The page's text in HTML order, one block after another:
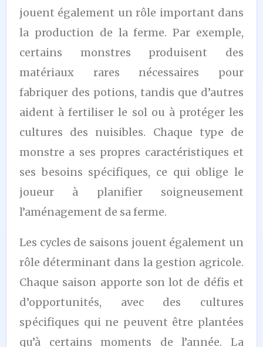
jouent également un rôle important dans
la production de la ferme. Par exemple,
certains monstres produisent des
matériaux rares nécessaires pour
fabriquer des potions, tandis que d’autres
aident à fertiliser le sol ou à protéger les
cultures des nuisibles. Chaque type de
monstre a ses propres caractéristiques et
ses besoins spécifiques, ce qui oblige le
joueur à planifier soigneusement
l’aménagement de sa ferme.
Les cycles de saisons jouent également un
rôle déterminant dans la gestion agricole.
Chaque saison apporte son lot de défis et
d’opportunités, avec des cultures
spécifiques qui ne peuvent être plantées
qu’à certains moments de l’année. La